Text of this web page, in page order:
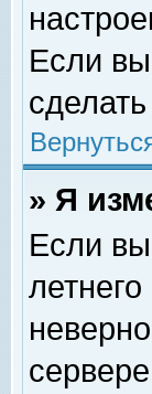
Если
» Я
Если